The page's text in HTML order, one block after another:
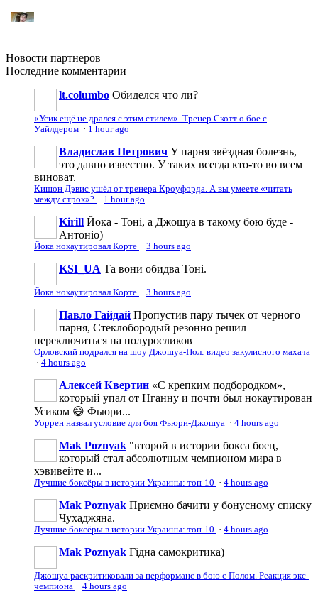
Новости партнеров
Последние комментарии
lt.columbo Обиделся что ли?
«Усик ещё не дрался с этим стилем». Тренер Скотт о бое с
Уайлдером · 1 hour ago
Владислав Петрович У парня звёздная болезнь,
это давно известно. У таких всегда кто-то во всем
виноват.
Кишон Дэвис ушёл от тренера Кроуфорда. А вы умеете «читать
между строк»? · 1 hour ago
Kirill Йока - Тоні, а Джошуа в такому бою буде -
Антоніо)
Йока нокаутировал Корте · 3 hours ago
KSI_UA Та вони обидва Тоні.
Йока нокаутировал Корте · 3 hours ago
Павло Гайдай Пропустив пару тычек от черного
парня, Стеклобородый резонно решил
переключиться на полуросликов
Орловский подрался на шоу Джошуа-Пол: видео закулисного махача
· 4 hours ago
Алексей Квертин «С крепким подбородком»,
который упал от Нганну и почти был нокаутирован
Усиком 😅 Фьюри...
Уоррен назвал условие для боя Фьюри-Джошуа · 4 hours ago
Mak Poznyak "второй в истории бокса боец,
который стал абсолютным чемпионом мира в
хэвивейте и...
Лучшие боксёры в истории Украины: топ-10 · 4 hours ago
Mak Poznyak Приємно бачити у бонусному списку
Чухаджяна.
Лучшие боксёры в истории Украины: топ-10 · 4 hours ago
Mak Poznyak Гідна самокритика)
Джошуа раскритиковали за перформанс в бою с Полом. Реакция экс-
чемпиона · 4 hours ago